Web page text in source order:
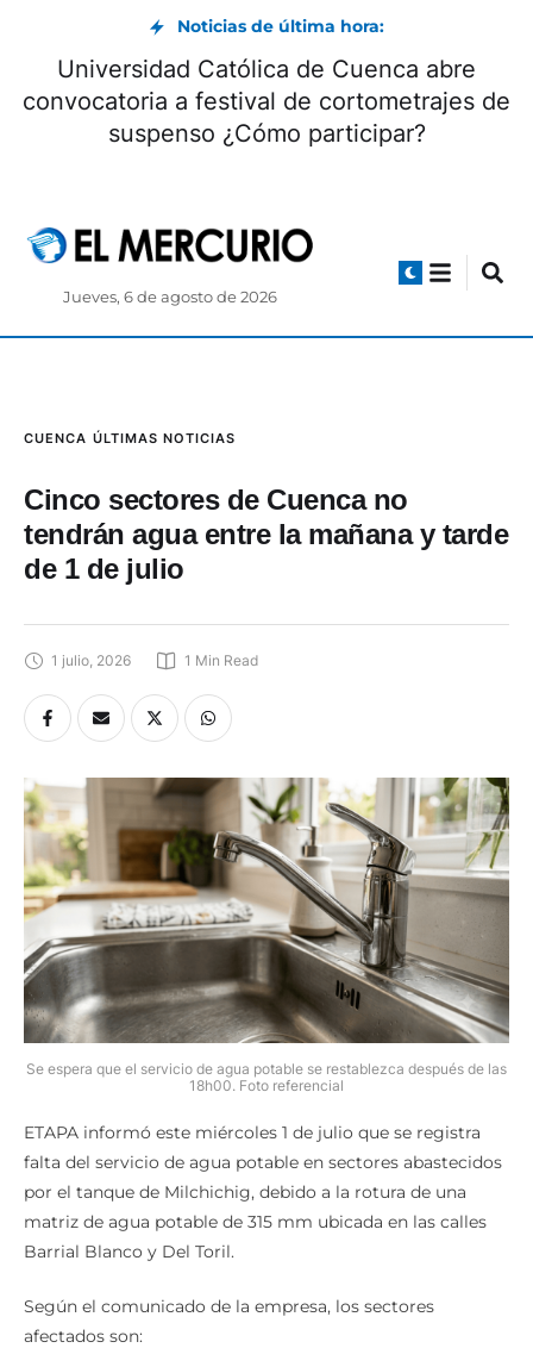
Noticias de última hora:
Universidad Católica de Cuenca abre
convocatoria a festival de cortometrajes de
suspenso ¿Cómo participar?
Jueves, 6 de agosto de 2026
CUENCA ÚLTIMAS NOTICIAS
Cinco sectores de Cuenca no
tendrán agua entre la mañana y tarde
de 1 de julio
1 julio, 2026 1 Min Read
Se espera que el servicio de agua potable se restablezca después de las
18h00. Foto referencial
ETAPA informó este miércoles 1 de julio que se registra
falta del servicio de agua potable en sectores abastecidos
por el tanque de Milchichig, debido a la rotura de una
matriz de agua potable de 315 mm ubicada en las calles
Barrial Blanco y Del Toril.
Según el comunicado de la empresa, los sectores
afectados son: